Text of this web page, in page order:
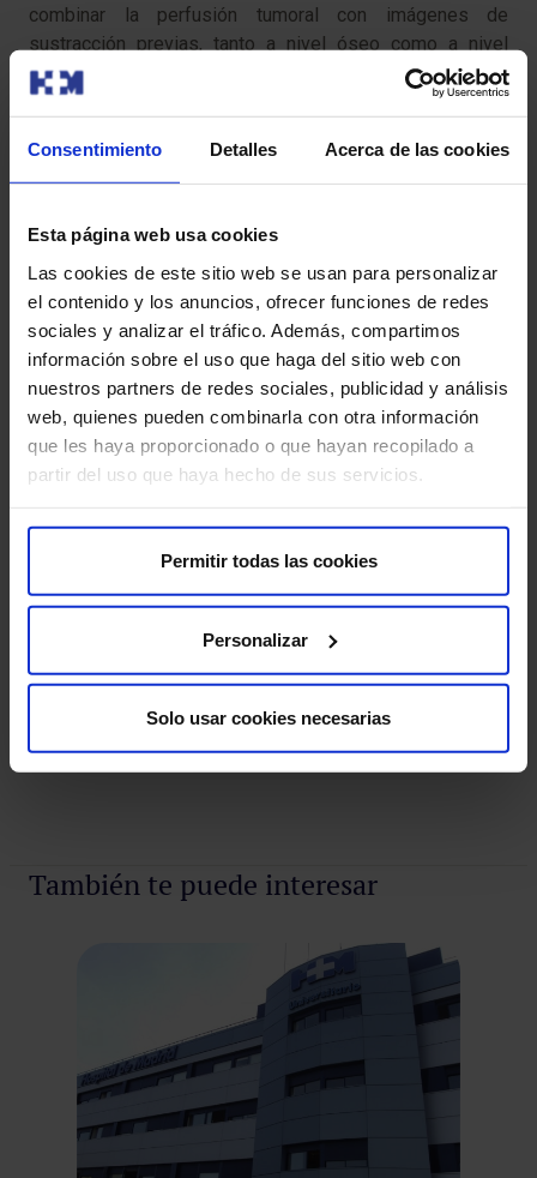
Consentimiento Detalles Acerca de las cookies
Esta página web usa cookies
Las cookies de este sitio web se usan para personalizar
el contenido y los anuncios, ofrecer funciones de redes
sociales y analizar el tráfico. Además, compartimos
información sobre el uso que haga del sitio web con
nuestros partners de redes sociales, publicidad y análisis
web, quienes pueden combinarla con otra información
que les haya proporcionado o que hayan recopilado a
partir del uso que haya hecho de sus servicios.
Permitir todas las cookies
Personalizar
Solo usar cookies necesarias
combinar la perfusión tumoral con imágenes de
sustracción previas, tanto a nivel óseo como a nivel
metastásico. Esto permite dirigir biopsias a zonas
hipervasculares no visibles en estudios morfológicos»,
Otros de las utilidades de Aquilion One es la
tanto parénquima como de los vasos cerebrales sin
tener que utilizar más contraste intravenoso. Tanto
en estos estudios neurológicos, como en cualquier otra
parte del organismo permite realizar estudios vasculares
extrayendo el hueso y el calcio. Por último, existe la
posibilidad de utilizar energía dual para diferenciación de
cálculos renales de cara al tratamiento de litotricia.
va en sintonía con la filosofía de HM Hospitales de
ofrecer las últimas innovaciones asistenciales y
tecnología disruptiva a los pacientes del Grupo.
NP HM HOSPITALES AQUILION ONE.docx
También te puede interesar